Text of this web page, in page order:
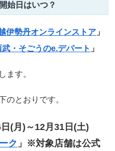
始日はいつ？
伊勢丹オンラインストア 」
武・そごうのe.デパート 」
ます。
のとおりです。
(月)～12月31日(土)
ク 」※対象店舗は公式